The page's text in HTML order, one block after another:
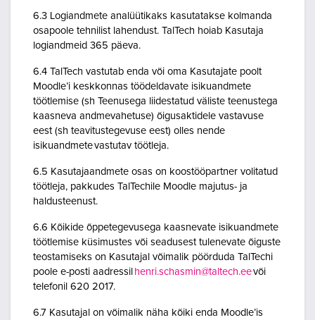
6.3 Logiandmete analüütikaks kasutatakse kolmanda
osapoole tehnilist lahendust. TalTech hoiab Kasutaja
logiandmeid 365 päeva.
6.4 TalTech vastutab enda või oma Kasutajate poolt
Moodle’i keskkonnas töödeldavate isikuandmete
töötlemise (sh Teenusega liidestatud väliste teenustega
kaasneva andmevahetuse) õigusaktidele vastavuse
eest (sh teavitustegevuse eest) olles nende
isikuandmete vastutav töötleja.
6.5 Kasutajaandmete osas on koostööpartner volitatud
töötleja, pakkudes TalTechile Moodle majutus- ja
haldusteenust.
6.6 Kõikide õppetegevusega kaasnevate isikuandmete
töötlemise küsimustes või seadusest tulenevate õiguste
teostamiseks on Kasutajal võimalik pöörduda TalTechi
poole e-posti aadressil henri.schasmin@taltech.eevõi
telefonil 620 2017.
6.7 Kasutajal on võimalik näha kõiki enda Moodle’is